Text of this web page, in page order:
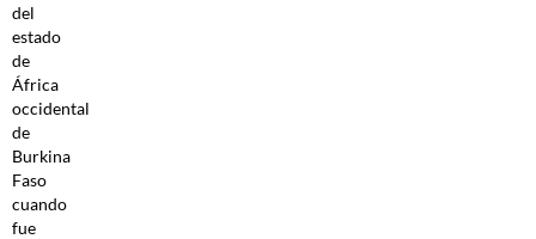
del
estado
de
África
occidental
de
Burkina
Faso
cuando
fue